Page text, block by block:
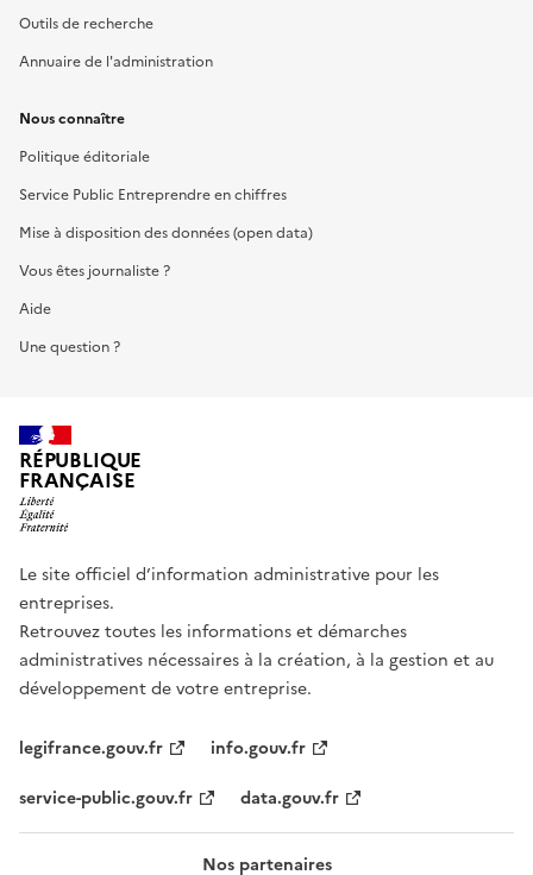
Outils de recherche
Annuaire de l'administration
Nous connaître
Politique éditoriale
Service Public Entreprendre en chiffres
Mise à disposition des données (open data)
Vous êtes journaliste ?
Aide
Une question ?
RÉPUBLIQUE
FRANÇAISE
Le site officiel d’information administrative pour les
entreprises.
Retrouvez toutes les informations et démarches
administratives nécessaires à la création, à la gestion et au
développement de votre entreprise.
legifrance.gouv.fr
info.gouv.fr
service-public.gouv.fr
data.gouv.fr
Nos partenaires